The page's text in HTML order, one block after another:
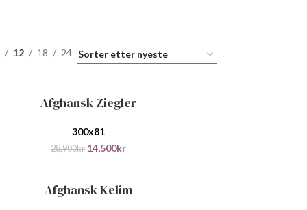
12 18 24
Afghansk Ziegler
300x81
28,900kr 14,500kr
Afghansk Kelim